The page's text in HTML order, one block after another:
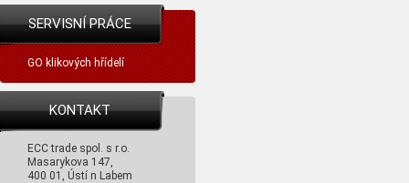
SERVISNÍ PRÁCE
GO klikových hřídelí
KONTAKT
ECC trade spol. s r.o.
Masarykova 147,
400 01, Ústí n Labem